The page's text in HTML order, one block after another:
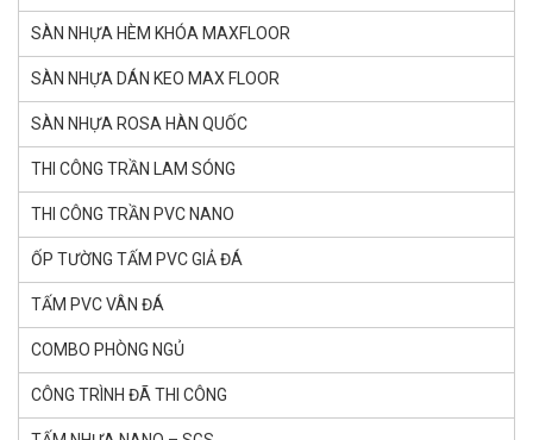
SÀN NHỰA HÈM KHÓA MAXFLOOR
SÀN NHỰA DÁN KEO MAX FLOOR
SÀN NHỰA ROSA HÀN QUỐC
THI CÔNG TRẦN LAM SÓNG
THI CÔNG TRẦN PVC NANO
ỐP TƯỜNG TẤM PVC GIẢ ĐÁ
TẤM PVC VÂN ĐÁ
COMBO PHÒNG NGỦ
CÔNG TRÌNH ĐÃ THI CÔNG